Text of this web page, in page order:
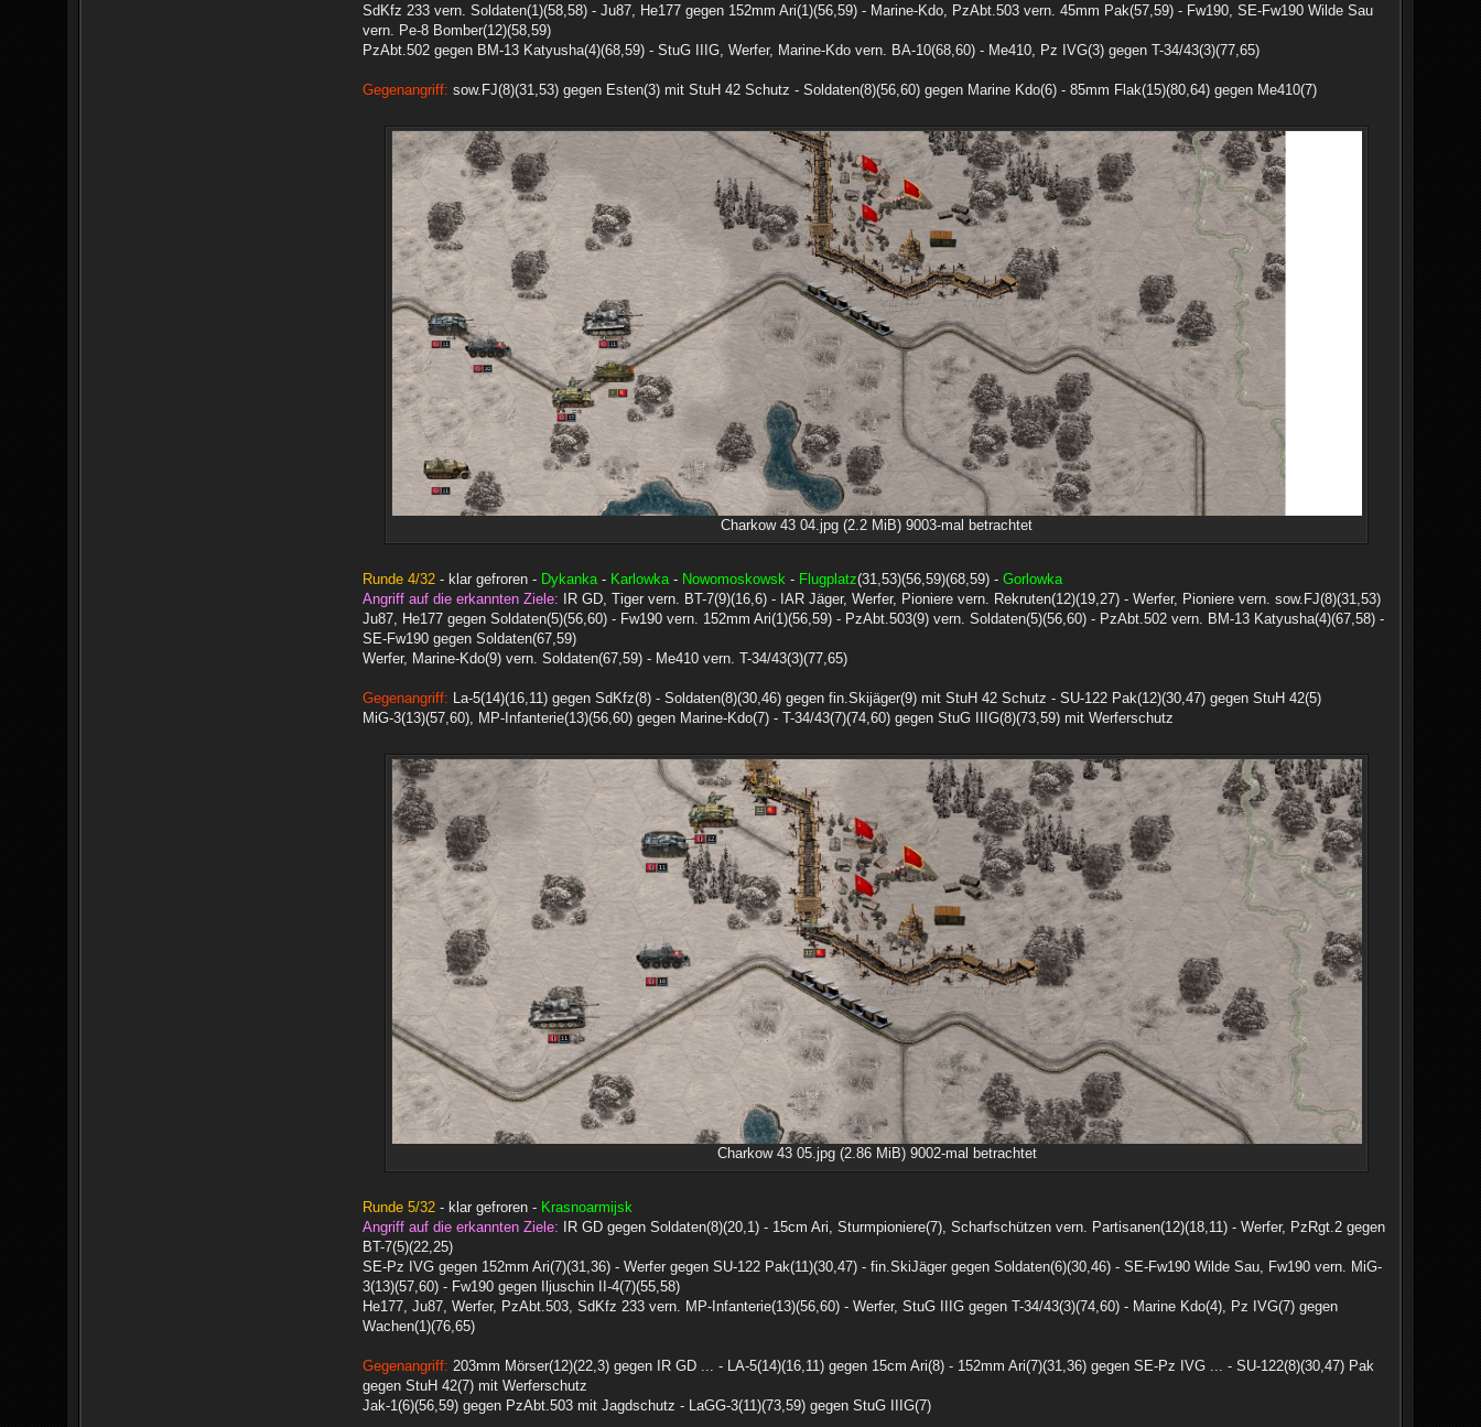
SdKfz 233 vern. Soldaten(1)(58,58) - Ju87, He177 gegen 152mm Ari(1)(56,59) - Marine-Kdo, PzAbt.503 vern. 45mm Pak(57,59) - Fw190, SE-Fw190 Wilde Sau
vern. Pe-8 Bomber(12)(58,59)
PzAbt.502 gegen BM-13 Katyusha(4)(68,59) - StuG IIIG, Werfer, Marine-Kdo vern. BA-10(68,60) - Me410, Pz IVG(3) gegen T-34/43(3)(77,65)
Gegenangriff: sow.FJ(8)(31,53) gegen Esten(3) mit StuH 42 Schutz - Soldaten(8)(56,60) gegen Marine Kdo(6) - 85mm Flak(15)(80,64) gegen Me410(7)
Charkow 43 04.jpg (2.2 MiB) 9003-mal betrachtet
Runde 4/32 - klar gefroren - Dykanka- Karlowka- Nowomoskowsk - Flugplatz(31,53)(56,59)(68,59) - Gorlowka
Angriff auf die erkannten Ziele: IR GD, Tiger vern. BT-7(9)(16,6) - IAR Jäger, Werfer, Pioniere vern. Rekruten(12)(19,27) - Werfer, Pioniere vern. sow.FJ(8)(31,53)
Ju87, He177 gegen Soldaten(5)(56,60) - Fw190 vern. 152mm Ari(1)(56,59) - PzAbt.503(9) vern. Soldaten(5)(56,60) - PzAbt.502 vern. BM-13 Katyusha(4)(67,58) -
SE-Fw190 gegen Soldaten(67,59)
Werfer, Marine-Kdo(9) vern. Soldaten(67,59) - Me410 vern. T-34/43(3)(77,65)
Gegenangriff: La-5(14)(16,11) gegen SdKfz(8) - Soldaten(8)(30,46) gegen fin.Skijäger(9) mit StuH 42 Schutz - SU-122 Pak(12)(30,47) gegen StuH 42(5)
MiG-3(13)(57,60), MP-Infanterie(13)(56,60) gegen Marine-Kdo(7) - T-34/43(7)(74,60) gegen StuG IIIG(8)(73,59) mit Werferschutz
Charkow 43 05.jpg (2.86 MiB) 9002-mal betrachtet
Runde 5/32 - klar gefroren - Krasnoarmijsk
Angriff auf die erkannten Ziele: IR GD gegen Soldaten(8)(20,1) - 15cm Ari, Sturmpioniere(7), Scharfschützen vern. Partisanen(12)(18,11) - Werfer, PzRgt.2 gegen
BT-7(5)(22,25)
SE-Pz IVG gegen 152mm Ari(7)(31,36) - Werfer gegen SU-122 Pak(11)(30,47) - fin.SkiJäger gegen Soldaten(6)(30,46) - SE-Fw190 Wilde Sau, Fw190 vern. MiG-
3(13)(57,60) - Fw190 gegen Iljuschin II-4(7)(55,58)
He177, Ju87, Werfer, PzAbt.503, SdKfz 233 vern. MP-Infanterie(13)(56,60) - Werfer, StuG IIIG gegen T-34/43(3)(74,60) - Marine Kdo(4), Pz IVG(7) gegen
Wachen(1)(76,65)
Gegenangriff: 203mm Mörser(12)(22,3) gegen IR GD ... - LA-5(14)(16,11) gegen 15cm Ari(8) - 152mm Ari(7)(31,36) gegen SE-Pz IVG ... - SU-122(8)(30,47) Pak
gegen StuH 42(7) mit Werferschutz
Jak-1(6)(56,59) gegen PzAbt.503 mit Jagdschutz - LaGG-3(11)(73,59) gegen StuG IIIG(7)